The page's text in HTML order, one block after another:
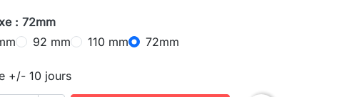
: 72mm
92 mm 110 mm 72mm
+/- 10 jours